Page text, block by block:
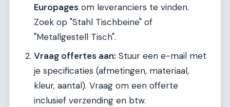
Europages om leveranciers te vinden.
Zoek op "Stahl Tischbeine" of
"Metallgestell Tisch".
Vraag offertes aan: Stuur een e-mail met
je specificaties (afmetingen, materiaal,
kleur, aantal). Vraag om een offerte
inclusief verzending en btw.